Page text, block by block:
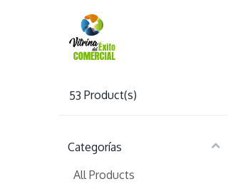
53 Product(s)
Categorías
All Products